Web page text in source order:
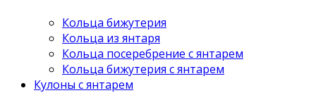
Кольца бижутерия
Кольца из янтаря
Кольца посеребрение с янтарем
Кольца бижутерия с янтарем
Кулоны с янтарем